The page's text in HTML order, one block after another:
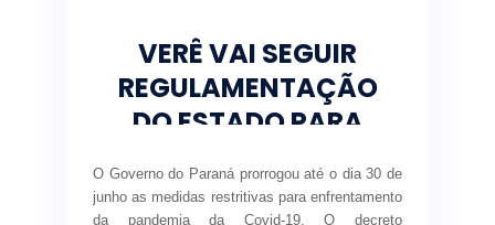
VERÊ VAI SEGUIR
REGULAMENTAÇÃO
DO ESTADO PARA
COVID-19
O Governo do Paraná prorrogou até o dia 30 de
junho as medidas restritivas para enfrentamento
da pandemia da Covid-19. O decreto